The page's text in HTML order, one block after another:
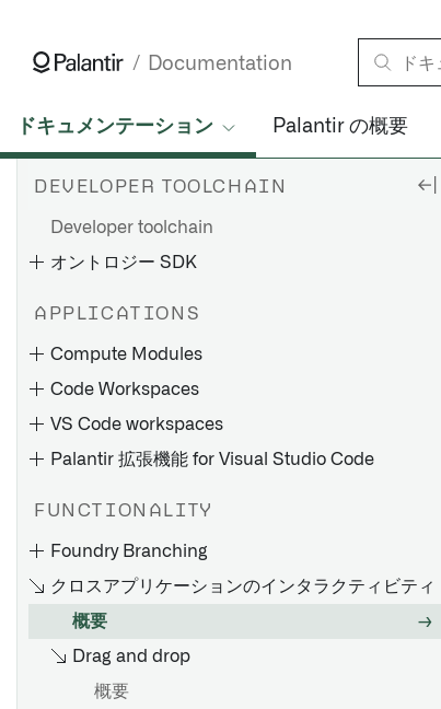
Documentation
ドキュメンテーション Palantir の概要
DEVELOPER TOOLCHAIN
Developer toolchain
オントロジー SDK
APPLICATIONS
Compute Modules
スケーリング
Sources
関数
Code Workspaces
VS Code workspaces
Palantir 拡張機能 for Visual Studio Code
FUNCTIONALITY
Foundry Branching
コアコンセプト
ベストプラクティスと技術的詳細
クロスアプリケーションのインタラクティビティ
概要
Drag and drop
概要